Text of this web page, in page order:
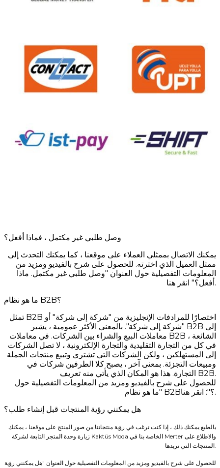
وصل طلبي غير مكتمل ، فماذا أفعل؟
يمكنك الاتصال بممثلي العملاء على موقعنا ، كما يمكنك التحدث إلى
ممثل العميل الذي اخترته. للحصول على شرح بالفيديو ومزيد من
المعلومات التفصيلية حول العنوان "وصل طلبي غير مكتمل. ماذا
أفعل؟" انقر هنا.
ما هو نظام B2B؟
تمثل B2B اختصارًا للمرادفات الإنجليزية من "شركة إلى شركة" أو
"شركة إلى شركة". بالمعنى الأكثر عمومية ، يشير B2B إلى
معاملات البيع والشراء بين الشركات. في معاملات B2B ، الشائعة
في كل من التجارة التقليدية والتجارة الإلكترونية ، لا تصل الشركات
إلى المستهلكين ، ولكن الشركات التي تشتري وتبيع منتجات الجملة
ومبيعات التجزئة. بمعنى آخر ، يصبح كلا الطرفين شركات في
التجارة. هذا هو المكان الذي يأتي منه تعريف B2B.
للحصول على شرح بالفيديو ومزيد من المعلومات التفصيلية حول
"ما هو نظام B2B؟": انقر هنا.
هل يمكنني رؤية المنتجات قبل إنشاء طلب؟
بالطبع يمكنك ذلك ، إذا كنت ترغب في رؤية منتجاتنا من صور المنتج على موقعنا ، يمكنك
زيارة وحدة المتجر التابعة لشركة Kaktüs Moda الخاصة بنا في Merter والاطلاع على
المنتجات التي تريدها.
للحصول على شرح بالفيديو ومزيد من المعلومات التفصيلية حول العنوان "هل يمكنني رؤية